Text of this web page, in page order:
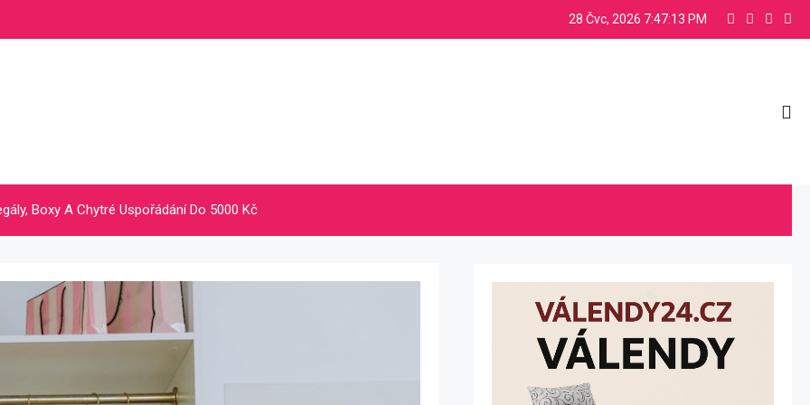
28 Čvc, 2026 7:47:14 PM
Boxy A Chytré Uspořádání Do 5000 Kč